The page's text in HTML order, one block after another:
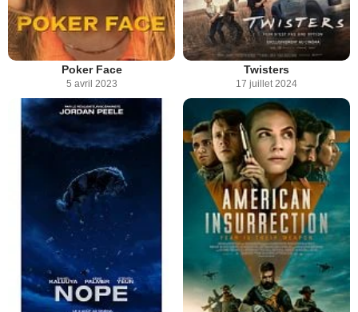
Poker Face
5 avril 2023
Twisters
17 juillet 2024